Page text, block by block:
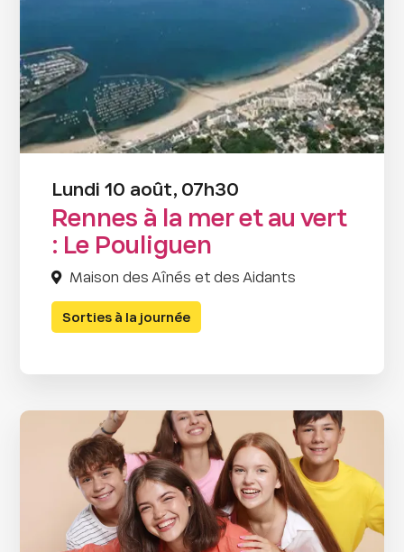
Lundi 10 août, 07h30
Rennes à la mer et au vert
: Le Pouliguen
Maison des Aînés et des Aidants
Sorties à la journée